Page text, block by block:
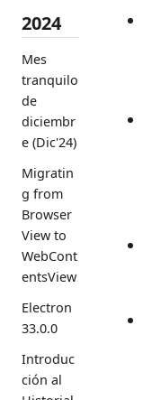
2024
Mes
tranquilo
de
diciembr
e (Dic'24)
Migratin
g from
Browser
View to
WebCont
entsView
Electron
33.0.0
Introduc
ción al